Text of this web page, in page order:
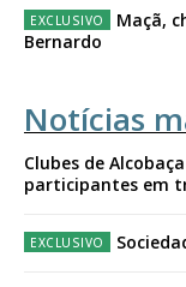
Maçã,
Bernardo
Notícias
Clubes de
participantes em